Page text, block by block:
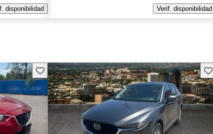
disponibilidad
Verif. disponibilidad
Guarda este Aviso